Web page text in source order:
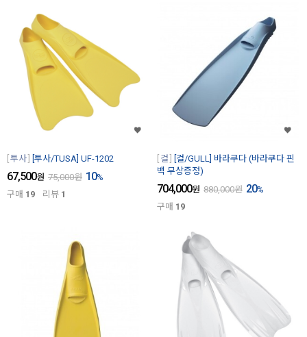
투사 [투사/TUSA] UF-1202
67,500원 75,000원 10%
구매 19 리뷰 1
걸
[걸/GULL] 바라쿠다 (바라쿠다 핀
백 무상증정)
704,000원 880,000원 20%
구매 19